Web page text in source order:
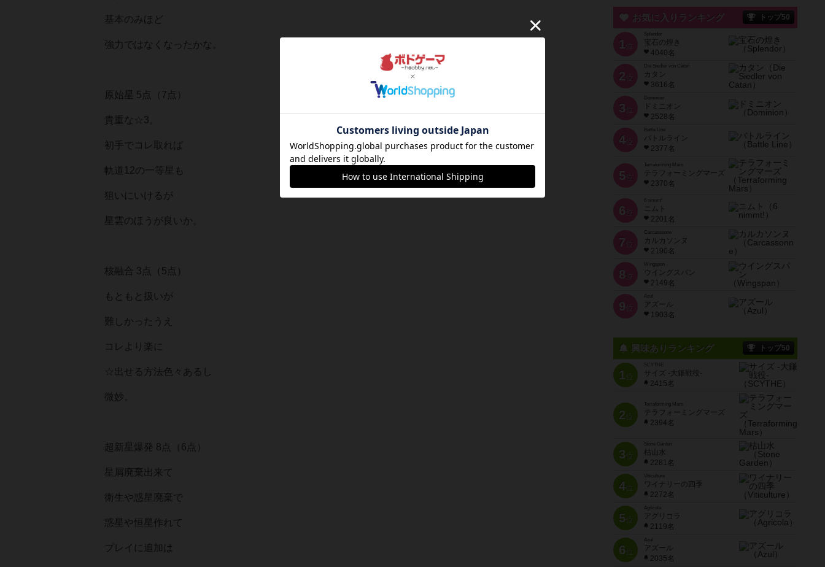
基本のみほど
強力ではなくなったかな。
原始星 5点（7点）
貴重な☆3。
初手でコレ取れば
軌道12の一等星も
狙いにいけるが
星雲のほうが良いか。
核融合 3点（5点）
もともと扱いが
難しかったうえ
コレより楽に
☆出せる方法色々あるし
微妙。
超新星爆発 8点（6点）
星屑廃棄出来て
衛生や惑星廃棄で
惑星や恒星作れて
プレイに追加は
お気に入りランキング トップ50
1 位
宝石の煌き
4040名
2 位
Die Siedler von Catan
カタン
3616名
3 位
ドミニオン
2528名
4位
Battle Line
バトルライン
2377名
5 位
Terraforming Mars
テラフォーミングマーズ
2370名
6 位
ニムト
2201名
7 位
Carcassonne
カルカソンヌ
2190名
8 位
Wingspan
ウイングスパン
2149名
9 位
Azul
アズール
1903名
興味ありランキング トップ50
1位
SCYTHE
サイズ -大鎌戦役-
2415名
2位
Terraforming Mars
テラフォーミングマーズ
2394名
3位
Stone Garden
枯山水
2281名
4位
Viticulture
ワイナリーの四季
2272名
5位
Agricola
アグリコラ
2119名
6位
Azul
アズール
2035名